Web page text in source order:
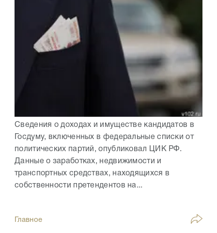
Сведения о доходах и имуществе кандидатов в
Госдуму, включенных в федеральные списки от
политических партий, опубликовал ЦИК РФ.
Данные о заработках, недвижимости и
транспортных средствах, находящихся в
собственности претендентов на...
Главное